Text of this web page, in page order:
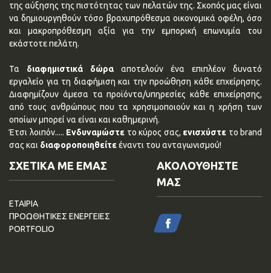
της αύξησης της πιστότητας των πελατών της. Σκοπός μας είναι
να δημιουργηθούν τόσο βραχυπρόθεσμα οικονομικά οφέλη, όσο
και μακροπρόθεσμη αξία για την εμπορική επωνυμία του
εκάστοτε πελάτη.
Τα διαφημιστικά δώρα αποτελούν ένα επιπλέον δυνατό
εργαλείο για τη διαφήμιση και την προώθηση κάθε επχείρησης.
Διαφημίζουν άμεσα τα προϊόντα/υπηρεσίες κάθε επιχείρησης,
από τους ανθρώπους που τα χρησιμοποιούν και η χρήση των
οποίων μπορεί να είναι και καθημερινή.
Έτσι λοιπόν..... Ενδυναμώστε το κύρος σας, ενισχύστε το brand
σας και διαφοροποιηθείτεέναντι του ανταγωνισμού!
ΣΧΕΤΙΚΑ ΜΕ ΕΜΑΣ
ΕΤΑΙΡΙΑ
ΠΡΟΩΘΗΤΙΚΕΣ ΕΝΕΡΓΕΙΕΣ
PORTFOLIO
ΑΚΟΛΟΥΘΗΣΤΕ
ΜΑΣ